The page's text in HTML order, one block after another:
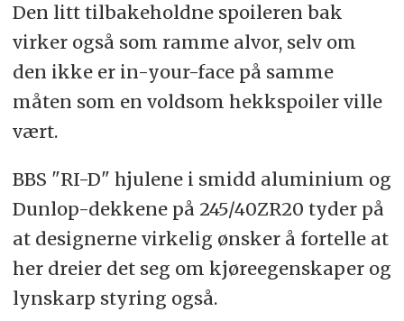
Den litt tilbakeholdne spoileren bak
virker også som ramme alvor, selv om
den ikke er in-your-face på samme
måten som en voldsom hekkspoiler ville
vært.
BBS "RI-D" hjulene i smidd aluminium og
Dunlop-dekkene på 245/40ZR20 tyder på
at designerne virkelig ønsker å fortelle at
her dreier det seg om kjøreegenskaper og
lynskarp styring også.